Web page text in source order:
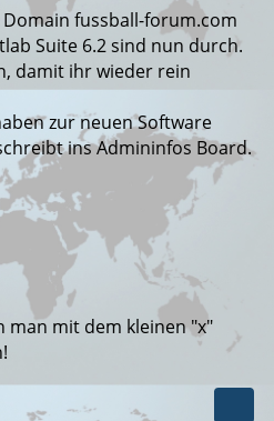
fussball-forum.com
Suite 6.2 sind nun durch.
damit ihr wieder rein
zur neuen Software
ins Admininfos Board.
man mit dem kleinen "x"